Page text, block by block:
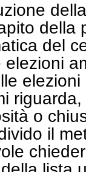
della
del
o
il